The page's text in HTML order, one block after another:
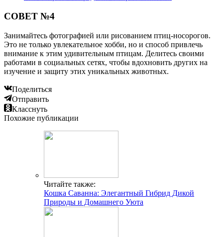
СОВЕТ №4
Занимайтесь фотографией или рисованием птиц-носорогов.
Это не только увлекательное хобби, но и способ привлечь
внимание к этим удивительным птицам. Делитесь своими
работами в социальных сетях, чтобы вдохновить других на
изучение и защиту этих уникальных животных.
Поделиться
Отправить
Класснуть
Похожие публикации
Читайте также:
Кошка Саванна: Элегантный Гибрид Дикой
Природы и Домашнего Уюта